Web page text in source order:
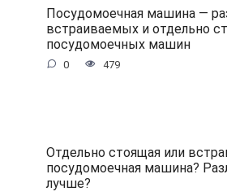
Посудомоечная машина —
встраиваемых и отдельно
посудомоечных машин
0 479
Отдельно стоящая или
посудомоечная машина?
лучше?